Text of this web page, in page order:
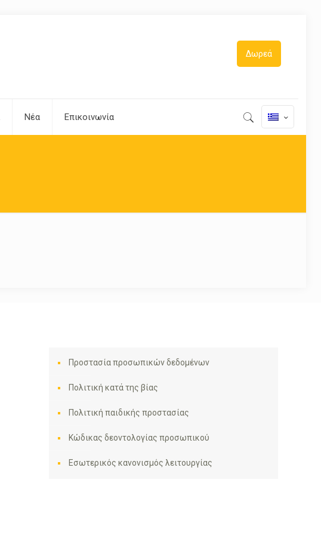
Νέα Επικοινωνία
Δωρεά
Προστασία προσωπικών δεδομένων
Πολιτική κατά της βίας
Πολιτική παιδικής προστασίας
Κώδικας δεοντολογίας προσωπικού
Εσωτερικός κανονισμός λειτουργίας